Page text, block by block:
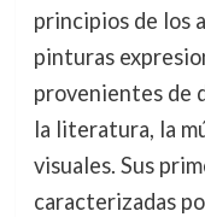
principios de los
pinturas
provenientes de
la literatura, la
visuales. Sus
caracterizadas